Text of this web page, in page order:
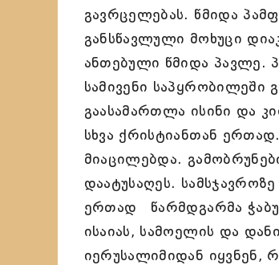
გავრცელებას. წმიდა
განსწავლული მოხუცი
ანთებული წმიდა პავლე.
სამივენი საპყრობილეში
გაასამართლა ისინი და
სხვა ქრისტიანთან
მიაცილებდა.
დაატუსაღეს.
ერთად წარმდგარმა
ისაიას, სამოელის და
იერუსალიმიდან იყვნენ,